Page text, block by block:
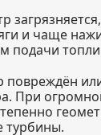
и чаще
подачи
повреждён
При
турбины.